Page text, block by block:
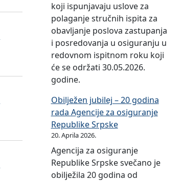
koji ispunjavaju uslove za
polaganje stručnih ispita za
obavljanje poslova zastupanja
i posredovanja u osiguranju u
redovnom ispitnom roku koji
će se održati 30.05.2026.
godine.
Obilježen jubilej – 20 godina
rada Agencije za osiguranje
Republike Srpske
20. Aprila 2026.
Agencija za osiguranje
Republike Srpske svečano je
obilježila 20 godina od